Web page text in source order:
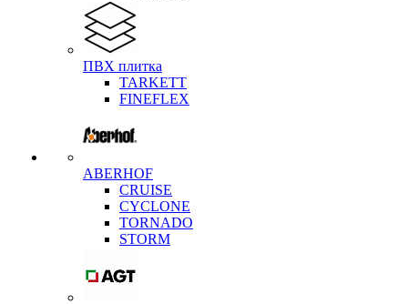
ПВХ плитка
TARKETT
FINEFLEX
ABERHOF
CRUISE
CYCLONE
TORNADO
STORM